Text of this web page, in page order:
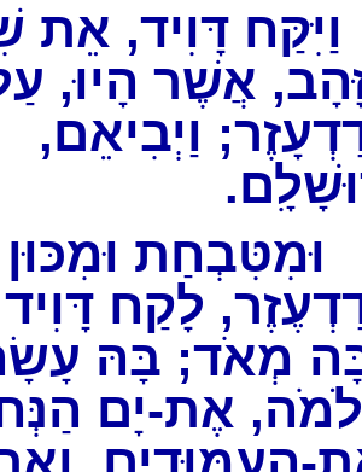
דָּוִיד, אֵת
אֲשֶׁר הָיוּ,
וַיְבִיאֵם,
וּמִכּוּן
לָקַח
מְאֹד; בָּהּ
אֶת-יָם